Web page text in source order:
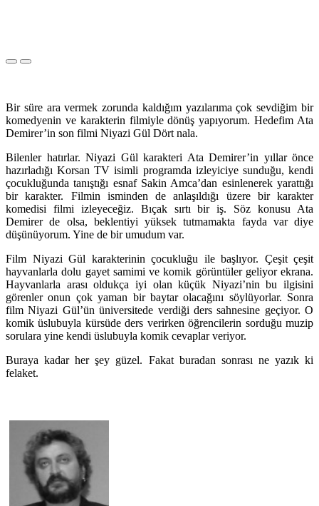
Bir süre ara vermek zorunda kaldığım yazılarıma çok sevdiğim bir
komedyenin ve karakterin filmiyle dönüş yapıyorum. Hedefim Ata
Demirer’in son filmi Niyazi Gül Dört nala.
Bilenler hatırlar. Niyazi Gül karakteri Ata Demirer’in yıllar önce
hazırladığı Korsan TV isimli programda izleyiciye sunduğu, kendi
çocukluğunda tanıştığı esnaf Sakin Amca’dan esinlenerek yarattığı
bir karakter. Filmin isminden de anlaşıldığı üzere bir karakter
komedisi filmi izleyeceğiz. Bıçak sırtı bir iş. Söz konusu Ata
Demirer de olsa, beklentiyi yüksek tutmamakta fayda var diye
düşünüyorum. Yine de bir umudum var.
Film Niyazi Gül karakterinin çocukluğu ile başlıyor. Çeşit çeşit
hayvanlarla dolu gayet samimi ve komik görüntüler geliyor ekrana.
Hayvanlarla arası oldukça iyi olan küçük Niyazi’nin bu ilgisini
görenler onun çok yaman bir baytar olacağını söylüyorlar. Sonra
film Niyazi Gül’ün üniversitede verdiği ders sahnesine geçiyor. O
komik üslubuyla kürsüde ders verirken öğrencilerin sorduğu muzip
sorulara yine kendi üslubuyla komik cevaplar veriyor.
Buraya kadar her şey güzel. Fakat buradan sonrası ne yazık ki
felaket.